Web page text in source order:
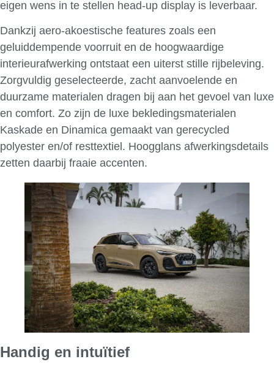
eigen wens in te stellen head-up display is leverbaar.
Dankzij aero-akoestische features zoals een
geluiddempende voorruit en de hoogwaardige
interieurafwerking ontstaat een uiterst stille rijbeleving.
Zorgvuldig geselecteerde, zacht aanvoelende en
duurzame materialen dragen bij aan het gevoel van luxe
en comfort. Zo zijn de luxe bekledingsmaterialen
Kaskade en Dinamica gemaakt van gerecycled
polyester en/of resttextiel. Hoogglans afwerkingsdetails
zetten daarbij fraaie accenten.
Handig en intuïtief